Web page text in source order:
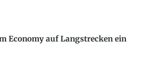
Economy auf Langstrecken ein